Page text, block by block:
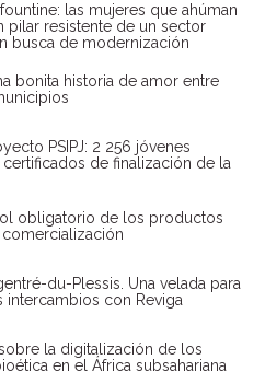
las mujeres que ahúman
pilar resistente de un sector
busca de modernización
bonita historia de amor entre
PSIPJ: 2 256 jóvenes
de finalización de la
obligatorio de los productos
du-Plessis. Una velada para
intercambios con Reviga
la digitalización de los
en el África subsahariana